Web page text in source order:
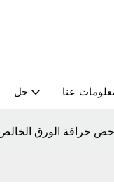
حل عنا
خرافة الورق